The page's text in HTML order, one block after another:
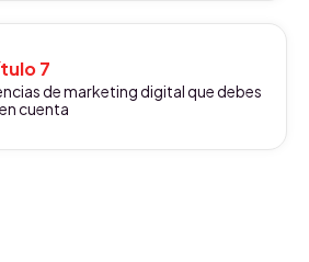
7
de marketing digital que debes
cuenta